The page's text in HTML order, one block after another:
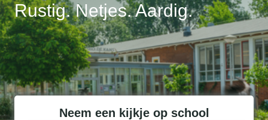
Rustig. Netjes. Aardig.
Neem een kijkje op school